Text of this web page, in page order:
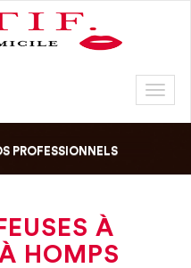
PROFESSIONNELS
À
HOMPS